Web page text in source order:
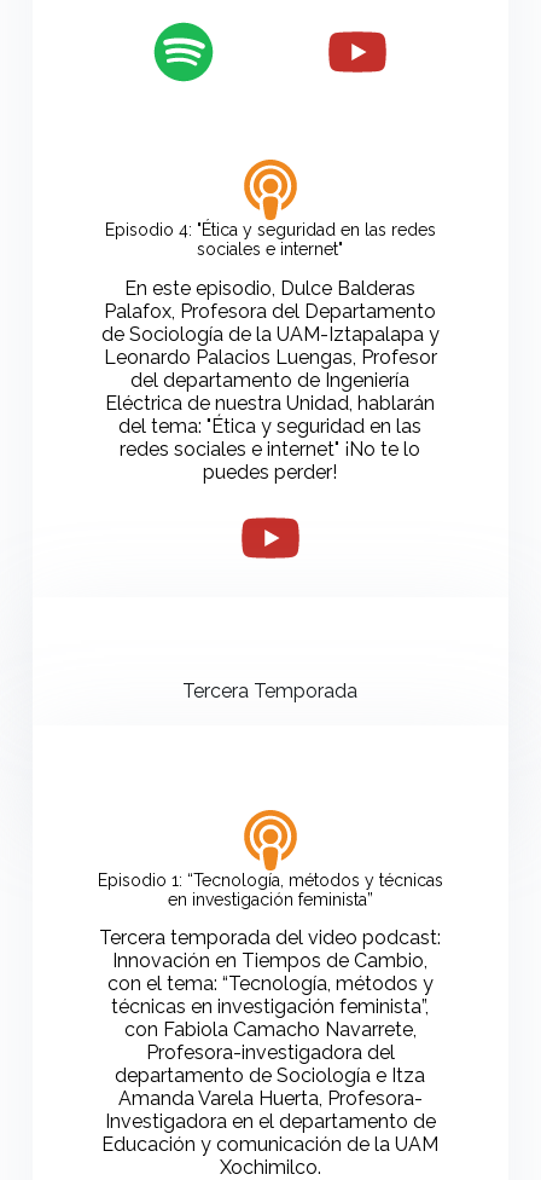
Episodio 4: "Ética y seguridad en las redes
sociales e internet"
En este episodio, Dulce Balderas
Palafox, Profesora del Departamento
de Sociología de la UAM-Iztapalapa y
Leonardo Palacios Luengas, Profesor
del departamento de Ingeniería
Eléctrica de nuestra Unidad, hablarán
del tema: "Ética y seguridad en las
redes sociales e internet" ¡No te lo
puedes perder!
Tercera Temporada
Episodio 1: “Tecnología, métodos y técnicas
en investigación feminista”
Tercera temporada del video podcast:
Innovación en Tiempos de Cambio,
con el tema: “Tecnología, métodos y
técnicas en investigación feminista”,
con Fabiola Camacho Navarrete,
Profesora-investigadora del
departamento de Sociología e Itza
Amanda Varela Huerta, Profesora-
Investigadora en el departamento de
Educación y comunicación de la UAM
Xochimilco.